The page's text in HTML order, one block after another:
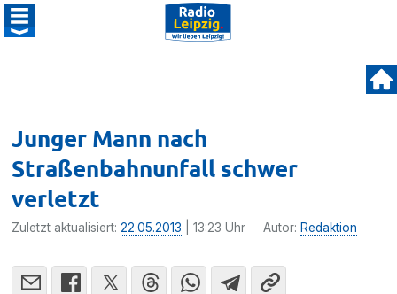
Junger Mann nach
Straßenbahnunfall schwer
verletzt
Zuletzt aktualisiert:22.05.2013 | 13:23 Uhr Autor: Redaktion